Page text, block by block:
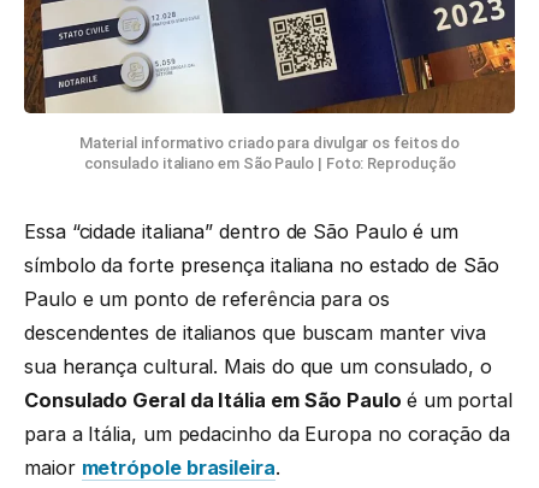
Material informativo criado para divulgar os feitos do
consulado italiano em São Paulo | Foto: Reprodução
Essa “cidade italiana” dentro de São Paulo é um
símbolo da forte presença italiana no estado de São
Paulo e um ponto de referência para os
descendentes de italianos que buscam manter viva
sua herança cultural. Mais do que um consulado, o
Consulado Geral da Itália em São Paulo é um portal
para a Itália, um pedacinho da Europa no coração da
maior metrópole brasileira.